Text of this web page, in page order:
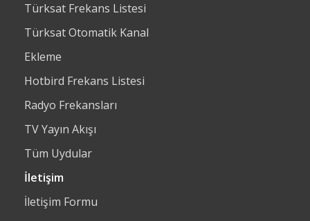
Türksat Frekans Listesi
Türksat Otomatik Kanal
Ekleme
Hotbird Frekans Listesi
Radyo Frekansları
TV Yayın Akışı
Tüm Uydular
İletişim
İletişim Formu